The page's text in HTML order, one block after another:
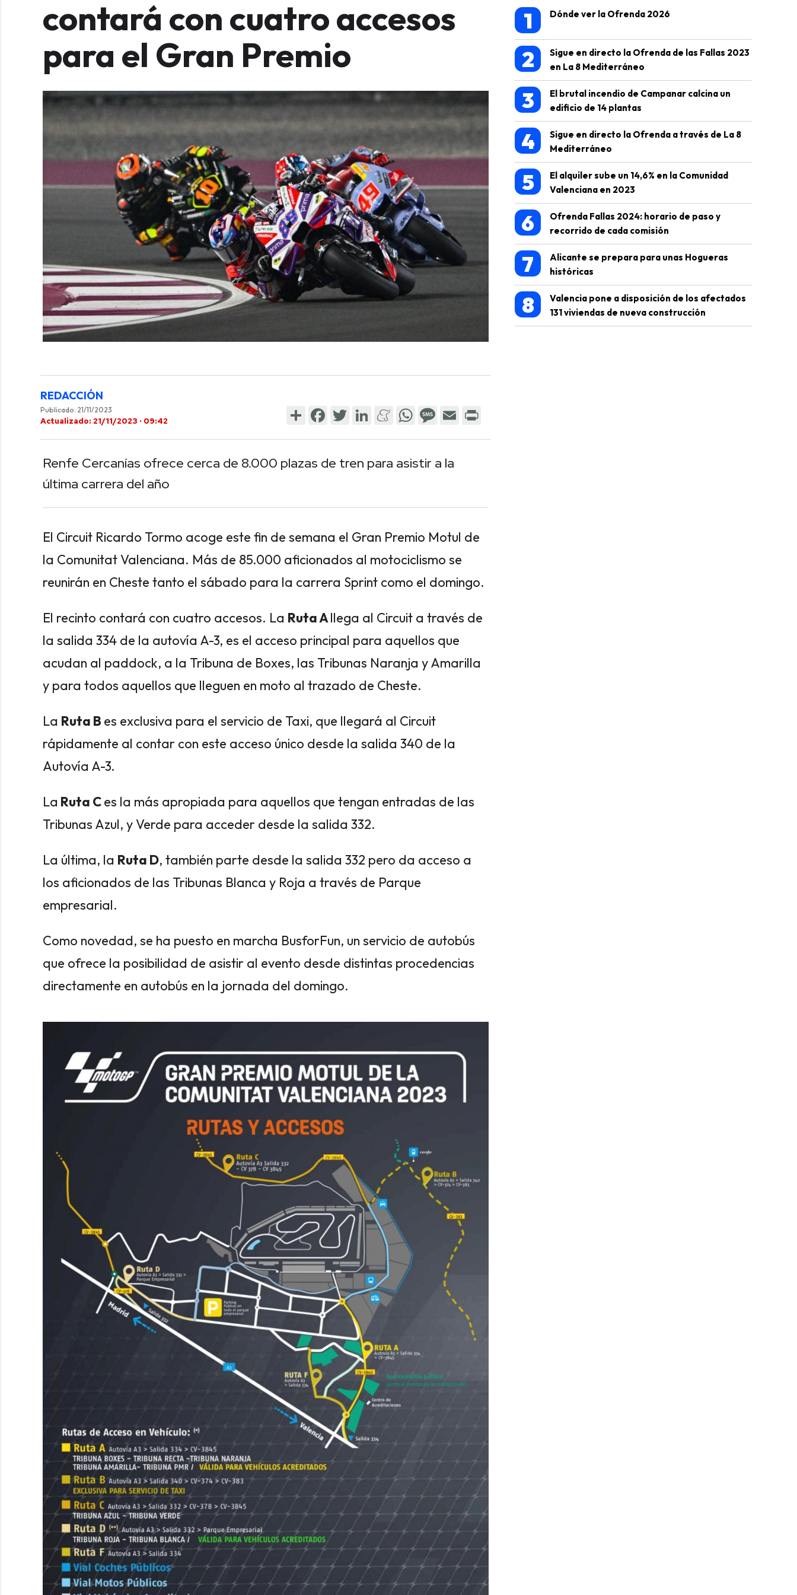
contará con cuatro accesos
para el Gran Premio
REDACCIÓN
Publicado: 21/11/2023
Actualizado: 21/11/2023 · 09:42
ShareFacebook
TwitterLinkedInMeneame
WhatsApp
Message
Email
Renfe Cercanías ofrece cerca de 8.000 plazas de tren para asistir a la
última carrera del año
El Circuit Ricardo Tormo acoge este fin de semana el Gran Premio Motul de
la Comunitat Valenciana. Más de 85.000 aficionados al motociclismo se
reunirán en Cheste tanto el sábado para la carrera Sprint como el domingo.
El recinto contará con cuatro accesos. La Ruta Allega al Circuit a través de
la salida 334 de la autovía A-3, es el acceso principal para aquellos que
acudan al paddock, a la Tribuna de Boxes, las Tribunas Naranja y Amarilla
y para todos aquellos que lleguen en moto al trazado de Cheste.
La Ruta B es exclusiva para el servicio de Taxi, que llegará al Circuit
rápidamente al contar con este acceso único desde la salida 340 de la
Autovía A-3.
La Ruta Ces la más apropiada para aquellos que tengan entradas de las
Tribunas Azul, y Verde para acceder desde la salida 332.
La última, la Ruta D, también parte desde la salida 332 pero da acceso a
los aficionados de las Tribunas Blanca y Roja a través de Parque
empresarial.
Como novedad, se ha puesto en marcha BusforFun, un servicio de autobús
que ofrece la posibilidad de asistir al evento desde distintas procedencias
directamente en autobús en la jornada del domingo.
1 Dónde ver la Ofrenda 2026
2
Sigue en directo la Ofrenda de las Fallas 2023
en La 8 Mediterráneo
3
El brutal incendio de Campanar calcina un
edificio de 14 plantas
4
Sigue en directo la Ofrenda a través de La 8
Mediterráneo
5
El alquiler sube un 14,6% en la Comunidad
Valenciana en 2023
6
Ofrenda Fallas 2024: horario de paso y
recorrido de cada comisión
7
Alicante se prepara para unas Hogueras
históricas
8
Valencia pone a disposición de los afectados
131 viviendas de nueva construcción